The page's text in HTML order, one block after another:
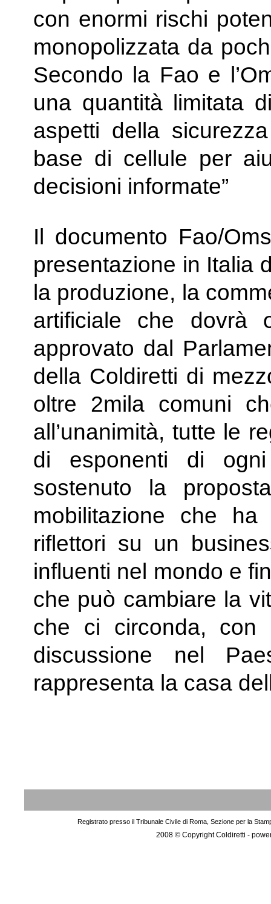
con enormi rischi
monopolizzata da
Secondo la Fao e
una quantità limitata
aspetti della
base di cellule per
decisioni informate”
Il documento Fao/
presentazione in Italia
la produzione, la
artificiale che dovrà
approvato dal
della Coldiretti di
oltre 2mila comuni
all’unanimità, tutte le
di esponenti di
sostenuto la
mobilitazione che
riflettori su un
influenti nel mondo e
che può cambiare la
che ci circonda, con
discussione nel
rappresenta la casa
Registrato presso il Tribunale Civile di Roma, Sezione per la
2008 © Copyright Coldiretti -